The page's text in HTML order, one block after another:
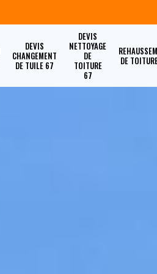
DEVIS
CHANGEMENT
DE TUILE 67
DEVIS
NETTOYAGE
DE
TOITURE
67
DE